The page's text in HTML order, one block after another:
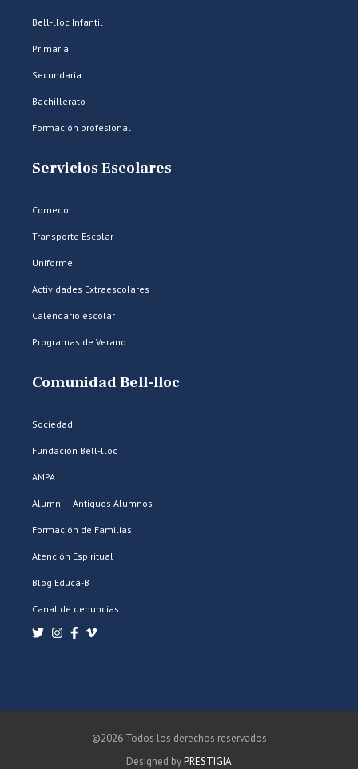
Bell-lloc Infantil
Primaria
Secundaria
Bachillerato
Formación profesional
Servicios Escolares
Comedor
Transporte Escolar
Uniforme
Actividades Extraescolares
Calendario escolar
Programas de Verano
Comunidad Bell-lloc
Sociedad
Fundación Bell-lloc
AMPA
Alumni – Antiguos Alumnos
Formación de Familias
Atención Espiritual
Blog Educa-B
Canal de denuncias
©2026 Todos los derechos reservados
Designed byPRESTIGIA